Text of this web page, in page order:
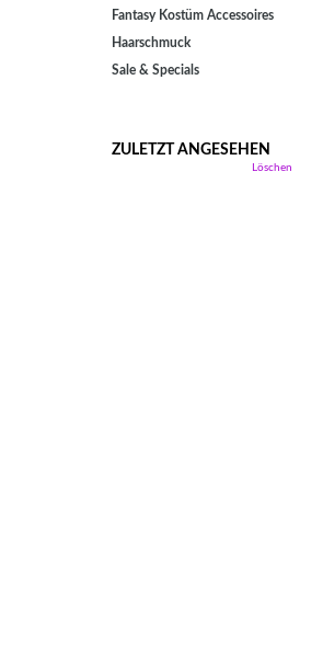
Fantasy Kostüm Accessoires
Haarschmuck
Sale & Specials
ZULETZT ANGESEHEN
Löschen